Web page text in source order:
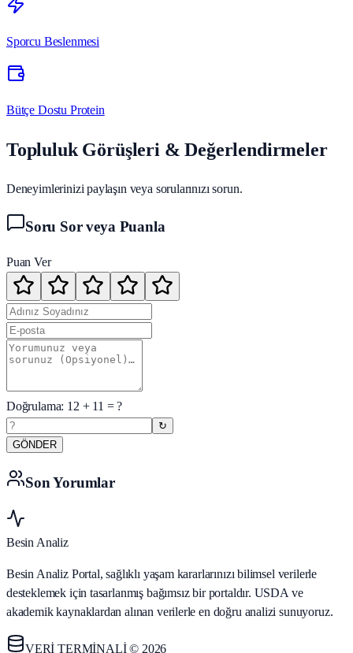
Sporcu Beslenmesi
Bütçe Dostu Protein
Topluluk Görüşleri & Değerlendirmeler
Deneyimlerinizi paylaşın veya sorularınızı sorun.
Soru Sor veya Puanla
Puan Ver
Doğrulama: 12 + 11 = ?
↻
GÖNDER
Son Yorumlar
Besin Analiz
Besin Analiz Portal, sağlıklı yaşam kararlarınızı bilimsel verilerle
desteklemek için tasarlanmış bağımsız bir portaldır. USDA ve
akademik kaynaklardan alınan verilerle en doğru analizi sunuyoruz.
VERİ TERMİNALİ © 2026